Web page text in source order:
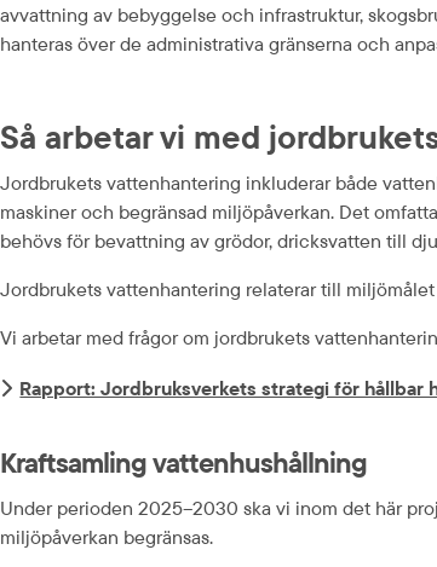
avvattning av bebyggelse och infrastruktur,
hanteras över de administrativa gränserna och
Så arbetar vi med
Jordbrukets vattenhantering inkluderar både
maskiner och begränsad miljöpåverkan. Det
behövs för bevattning av grödor, dricksvatten till
Jordbrukets vattenhantering relaterar till
Vi arbetar med frågor om jordbrukets
Rapport: Jordbruksverkets strategi för hållbar
Kraftsamling vattenhushållning
Under perioden 2025–2030 ska vi inom det här
miljöpåverkan begränsas.